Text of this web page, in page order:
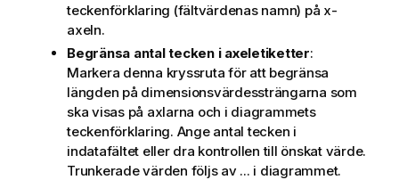
teckenförklaring (fältvärdenas namn) på x-
axeln.
Begränsa antal tecken i axeletiketter:
Markera denna kryssruta för att begränsa
längden på dimensionsvärdessträngarna som
ska visas på axlarna och i diagrammets
teckenförklaring. Ange antal tecken i
indatafältet eller dra kontrollen till önskat värde.
Trunkerade värden följs av ... i diagrammet.